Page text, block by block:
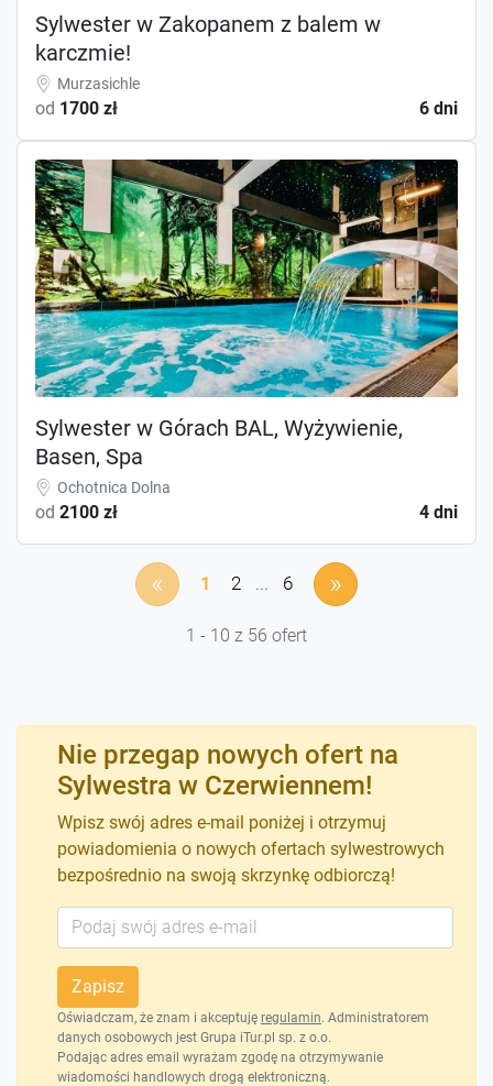
Sylwester w Zakopanem z balem w
karczmie!
Murzasichle
od 1700 zł 6 dni
Sylwester w Górach BAL, Wyżywienie,
Basen, Spa
Ochotnica Dolna
od 2100 zł 4 dni
« 1 2 ... 6 »
1 - 10 z 56 ofert
Nie przegap nowych ofert na
Sylwestra w Czerwiennem!
Wpisz swój adres e-mail poniżej i otrzymuj
powiadomienia o nowych ofertach sylwestrowych
bezpośrednio na swoją skrzynkę odbiorczą!
Zapisz
Oświadczam, że znam i akceptuję regulamin. Administratorem
danych osobowych jest Grupa iTur.pl sp. z o.o.
Podając adres email wyrażam zgodę na otrzymywanie
wiadomości handlowych drogą elektroniczną.